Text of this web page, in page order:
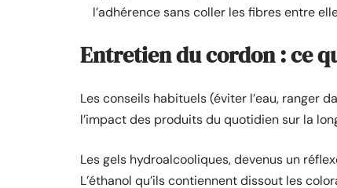
l’adhérence sans coller les fibres entre
Entretien du cordon : ce
Les conseils habituels (éviter l’eau, ranger
l’impact des produits du quotidien sur la
Les gels hydroalcooliques, devenus un
L’éthanol qu’ils contiennent dissout les